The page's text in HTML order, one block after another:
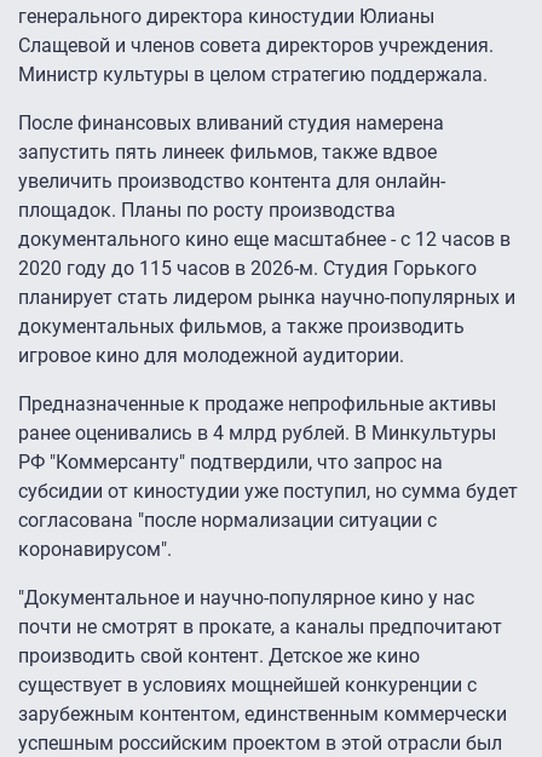
генерального директора киностудии Юлианы
Слащевой и членов совета директоров учреждения.
Министр культуры в целом стратегию поддержала.
После финансовых вливаний студия намерена
запустить пять линеек фильмов, также вдвое
увеличить производство контента для онлайн-
площадок. Планы по росту производства
документального кино еще масштабнее - с 12 часов в
2020 году до 115 часов в 2026-м. Студия Горького
планирует стать лидером рынка научно-популярных и
документальных фильмов, а также производить
игровое кино для молодежной аудитории.
Предназначенные к продаже непрофильные активы
ранее оценивались в 4 млрд рублей. В Минкультуры
РФ "Коммерсанту" подтвердили, что запрос на
субсидии от киностудии уже поступил, но сумма будет
согласована "после нормализации ситуации с
коронавирусом".
"Документальное и научно-популярное кино у нас
почти не смотрят в прокате, а каналы предпочитают
производить свой контент. Детское же кино
существует в условиях мощнейшей конкуренции с
зарубежным контентом, единственным коммерчески
успешным российским проектом в этой отрасли был